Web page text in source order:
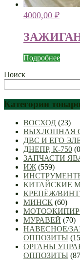
4000,00 ₽
Подробнее
Поиск
Категории
ВОСХОД (23)
ВЫХЛОПНАЯ
ДВС И ЕГО
ДНЕПР, К-750
ЗАПЧАСТИ
ИЖ (559)
КИТАЙСКИЕ
КРЕПЁЖ/
МИНСК (60)
МУРАВЕЙ (70)
НАВЕСНОЕ/
ОППОЗИТЫ
ОРГАНЫ
ОППОЗИТЫ